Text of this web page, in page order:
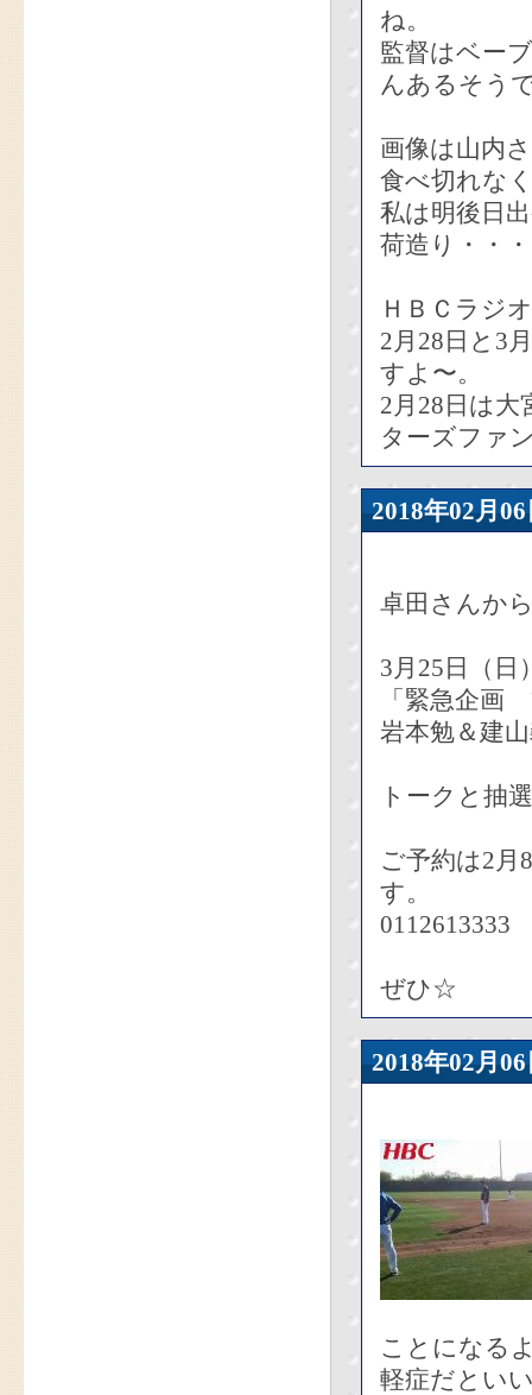
ね。
監督はベー
んあるそう
画像は山内
食べ切れな
私は明後日
荷造り・・
ＨＢＣラジ
2月28日と3
すよ〜。
2月28日は
ターズファ
2018年02
卓田さんか
3月25日（日
「緊急企画
岩本勉＆建
トークと抽
ご予約は2月
す。
0112613333
ぜひ☆
2018年02
ことになる
軽症だとい